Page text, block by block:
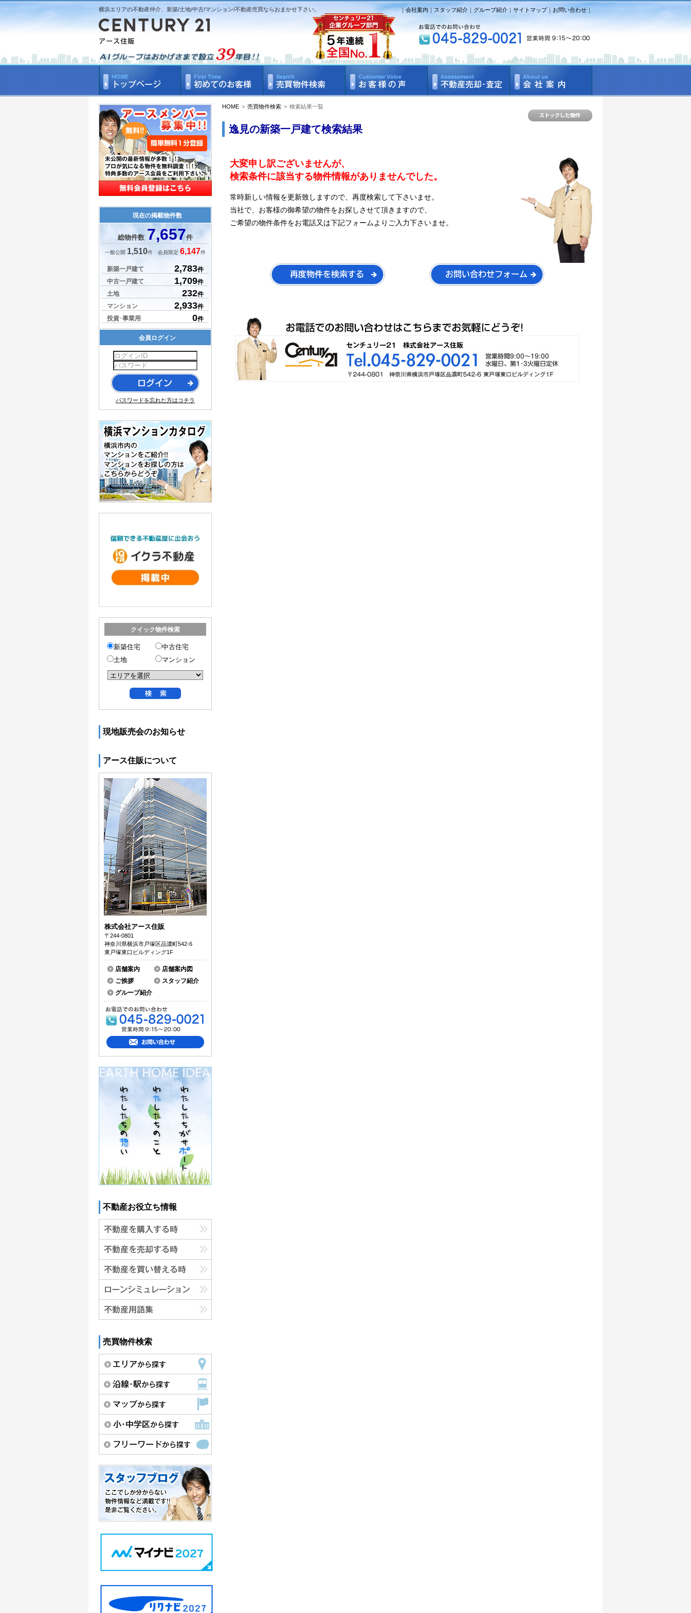
横浜エリアの不動産仲介、新築/土地/中古/マンション/不動産売買ならおまかせ下さい。 ｜会社案内 ｜スタッフ紹介 ｜ グループ紹介 ｜ サイトマップ｜ お問い合わせ ｜
HOME > 売買物件検索 > 検索結果一覧
逸見の新築一戸建て検索結果
大変申し訳ございませんが、
検索条件に該当する物件情報がありませんでした。
常時新しい情報を更新致しますので、再度検索して下さいませ。
当社で、お客様の御希望の物件をお探しさせて頂きますので、
ご希望の物件条件をお電話又は下記フォームよりご入力下さいませ。
現在の掲載物件数
総物件数 7,657件
一般公開 1,510件 会員限定 6,147件
新築一戸建て 2,783件
中古一戸建て
1,709件
土地
232件
マンション
2,933件
投資･事業用
0件
会員ログイン
パスワードを忘れた方はコチラ
クイック物件検索
新築住宅
中古住宅
土地
マンション
現地販売会のお知らせ
アース住販について
株式会社アース住販
〒244-0801
神奈川県横浜市戸塚区品濃町542-6
東戸塚東口ビルディング1F
店舗案内
店舗案内図
ご挨拶
スタッフ紹介
グループ紹介
不動産お役立ち情報
売買物件検索